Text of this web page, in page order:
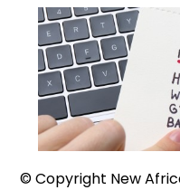
© Copyright New